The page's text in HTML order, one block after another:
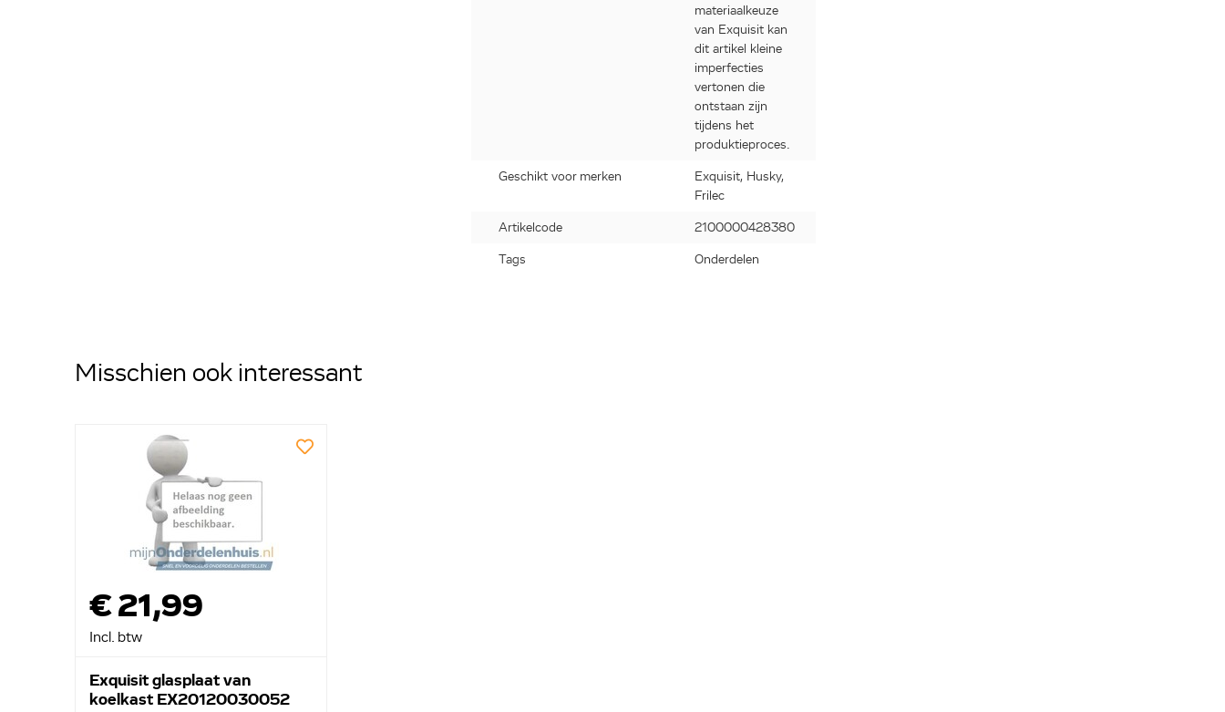
materiaalkeuze
van Exquisit kan
dit artikel kleine
imperfecties
vertonen die
ontstaan zijn
tijdens het
produktieproces.
Geschikt voor merken
Exquisit, Husky,
Frilec
Artikelcode 2100000428380
Tags Onderdelen
Misschien ook interessant
€ 21,99
Incl. btw
Exquisit glasplaat van
koelkast EX20120030052